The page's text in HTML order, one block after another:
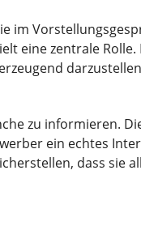
im
eine zentrale Rolle.
zu informieren.
ein echtes
dass sie